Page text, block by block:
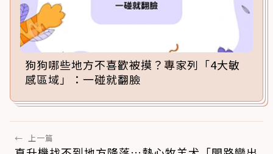
狗狗哪些地方不喜歡被摸？專家列「4大敏
感區域」：一碰就翻臉
← 上一篇